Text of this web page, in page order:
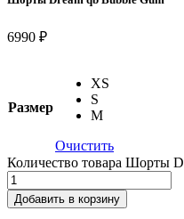
6990 ₽
Размер
XS
S
M
Очистить
Количество товара Шорты
Добавить в корзину